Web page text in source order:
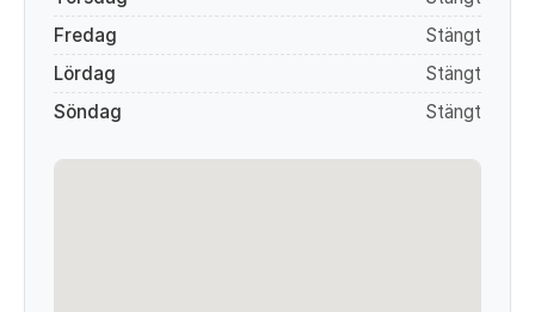
Fredag
Stängt
Lördag
Stängt
Söndag
Stängt